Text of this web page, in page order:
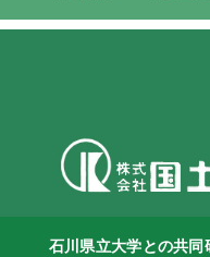
石川県立大学との共